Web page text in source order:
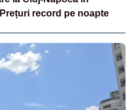
record pe noapte